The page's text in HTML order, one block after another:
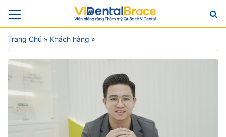
Trang Chủ » Khách hàng »